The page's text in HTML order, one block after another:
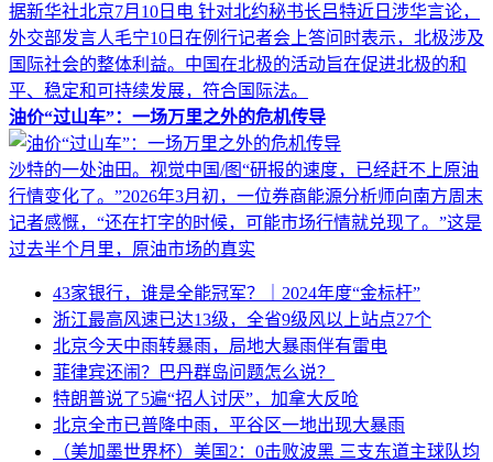
据新华社北京7月10日电 针对北约秘书长吕特近日涉华言论，
外交部发言人毛宁10日在例行记者会上答问时表示，北极涉及
国际社会的整体利益。中国在北极的活动旨在促进北极的和
平、稳定和可持续发展，符合国际法。
油价“过山车”：一场万里之外的危机传导
沙特的一处油田。视觉中国/图“研报的速度，已经赶不上原油
行情变化了。”2026年3月初，一位券商能源分析师向南方周末
记者感慨，“还在打字的时候，可能市场行情就兑现了。”这是
过去半个月里，原油市场的真实
43家银行，谁是全能冠军？｜2024年度“金标杆”
浙江最高风速已达13级，全省9级风以上站点27个
北京今天中雨转暴雨，局地大暴雨伴有雷电
菲律宾还闹？巴丹群岛问题怎么说？
特朗普说了5遍“招人讨厌”，加拿大反呛
北京全市已普降中雨，平谷区一地出现大暴雨
（美加墨世界杯）美国2：0击败波黑 三支东道主球队均